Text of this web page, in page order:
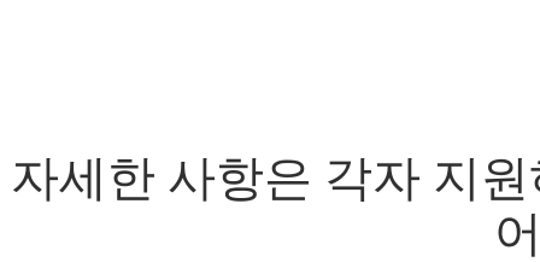
자세한 사항은 각자 지